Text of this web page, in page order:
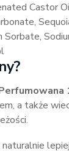
Castor
a także